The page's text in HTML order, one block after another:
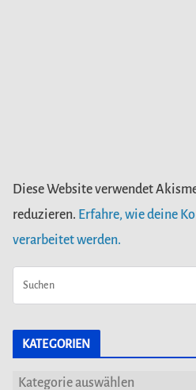
Diese Website verwendet
reduzieren. Erfahre, wie deine
verarbeitet werden.
KATEGORIEN
K